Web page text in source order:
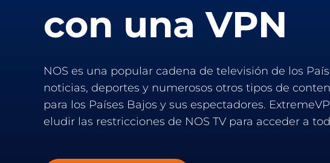
con una VPN
NOS es una popular cadena de televisión de los
noticias, deportes y numerosos otros tipos de
para los Países Bajos y sus espectadores.
eludir las restricciones de NOS TV para acceder a